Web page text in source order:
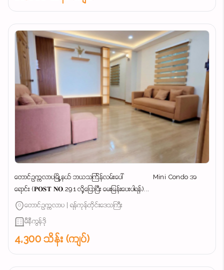
တောင်ဥက္ကလာပမြို့နယ် ဘယသင်္ကြန်လမ်းပေါ် Mini Condo အ
ရောင်း (𝐏𝐎𝐒𝐓 𝐍𝐎.291 လို့ပြောပြီး မေးမြန်းပေးပါရန်)...
တောင်ဥက္ကလာပ | ရန်ကုန်တိုင်းဒေသကြီး
မီနီကွန်ဒို
4,300 သိန်း (ကျပ်)